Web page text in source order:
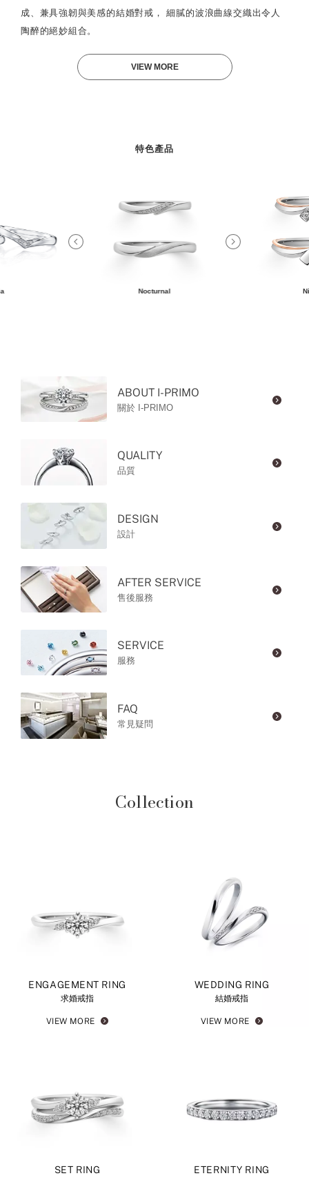
成、兼具強韌與美感的結婚對戒， 細膩的波浪曲線交織出令人
陶醉的絕妙組合。
VIEW MORE
特色產品
Nocturnal
ABOUT I-PRIMO
關於 I-PRIMO
QUALITY
品質
DESIGN
設計
AFTER SERVICE
售後服務
SERVICE
服務
FAQ
常見疑問
Collection
ENGAGEMENT RING
求婚戒指
VIEW MORE
WEDDING RING
結婚戒指
VIEW MORE
SET RING ETERNITY RING